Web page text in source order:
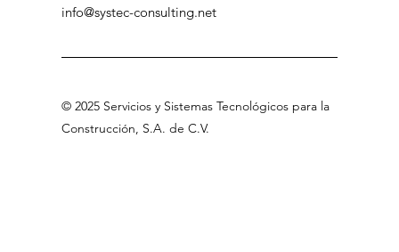
info@systec-consulting.net
© 2025 Servicios y Sistemas Tecnológicos para la
Construcción, S.A. de C.V.